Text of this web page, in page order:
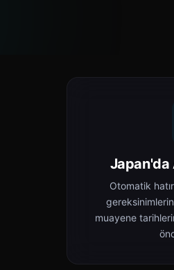
Japan'da
Otomatik
muayene